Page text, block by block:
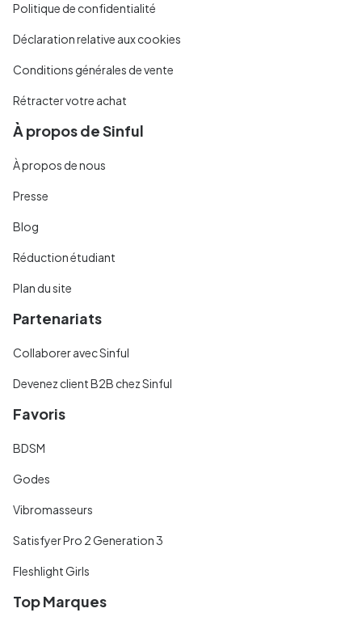
Politique de confidentialité
Déclaration relative aux cookies
Conditions générales de vente
Rétracter votre achat
À propos de Sinful
À propos de nous
Presse
Blog
Réduction étudiant
Plan du site
Partenariats
Collaborer avec Sinful
Devenez client B2B chez Sinful
Favoris
BDSM
Godes
Vibromasseurs
Satisfyer Pro 2 Generation 3
Fleshlight Girls
Top Marques